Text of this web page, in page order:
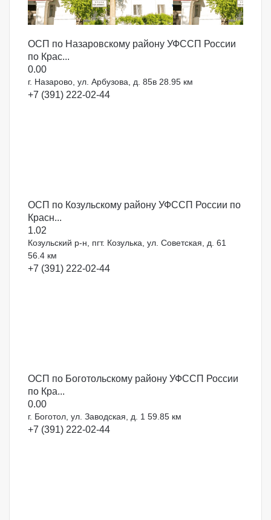
ОСП по Назаровскому району УФССП России
по Крас...
0.00
г. Назарово, ул. Арбузова, д. 85в 28.95 км
+7 (391) 222-02-44
ОСП по Козульскому району УФССП России по
Красн...
1.02
Козульский р-н, пгт. Козулька, ул. Советская, д. 61
56.4 км
+7 (391) 222-02-44
ОСП по Боготольскому району УФССП России
по Кра...
0.00
г. Боготол, ул. Заводская, д. 1 59.85 км
+7 (391) 222-02-44